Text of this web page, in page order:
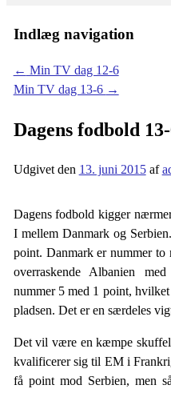
Indlæg navigation
← Min TV dag 12-6
Min TV dag 13-6 →
Dagens fodbold
Udgivet den 13. juni 2015 af
Dagens fodbold kigger
I mellem Danmark og
point. Danmark er nummer
overraskende Albanien
nummer 5 med 1 point,
pladsen. Det er en særdeles
Det vil være en kæmpe
kvalificerer sig til EM i
få point mod Serbien, men